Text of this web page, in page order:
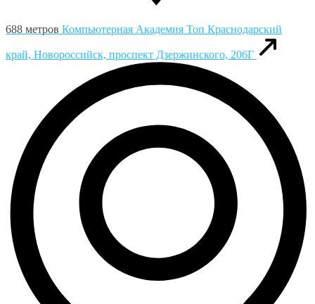
688 метров Компьютерная Академия Toп Краснодарский
край, Новороссийск, проспект Дзержинского, 206Г